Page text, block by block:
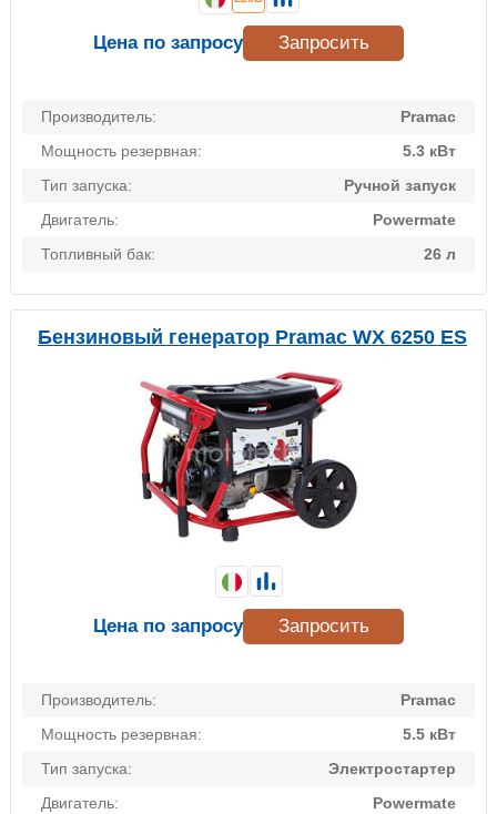
Производитель:
Pramac
Мощность резервная:
5.3 кВт
Тип запуска:
Ручной запуск
Двигатель:
Powermate
Топливный бак:
26 л
Цена по запросу Запросить
Бензиновый генератор Pramac WX 6250 ES
Производитель:
Pramac
Мощность резервная:
5.5 кВт
Тип запуска:
Электростартер
Двигатель:
Powermate
Цена по запросу Запросить